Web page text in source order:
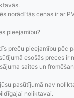
Visi
piegādes
to
norādītās cenas ir ar
pieejamību?
preču pieejamību pēc
esošās preces ir
saites un
pasūtījumā nav
noliktavai.